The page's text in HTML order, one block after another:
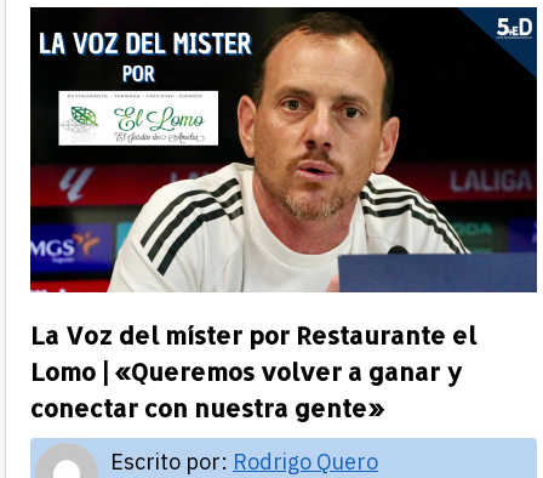
La Voz del míster por Restaurante el
Lomo | «Queremos volver a ganar y
conectar con nuestra gente»
Escrito por: Rodrigo Quero